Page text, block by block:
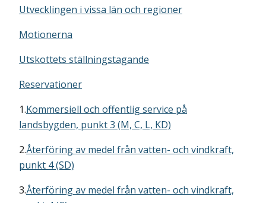
Utvecklingen i vissa län och regioner
Motionerna
Utskottets ställningstagande
Reservationer
1.Kommersiell och offentlig service på
landsbygden, punkt 3 (M, C, L, KD)
2.Återföring av medel från vatten- och vindkraft,
punkt 4 (SD)
3.Återföring av medel från vatten- och vindkraft,